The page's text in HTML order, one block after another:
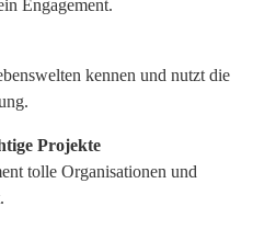
Engagement.
kennen und nutzt die
Projekte
tolle Organisationen und